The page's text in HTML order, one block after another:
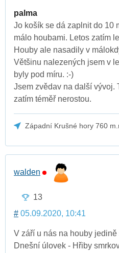
palma
Jo košík se dá zaplnit do 10
málo houbami. Letos zatím
Houby ale nasadily v
Většinu nalezených jsem v
byly pod míru. :-)
Jsem zvědav na další vývoj.
zatím téměř nerostou.
Západní Krušné hory 760
walden
13
# 05.09.2020, 10:41
V září u nás na houby jedině
Dnešní úlovek - Hřiby